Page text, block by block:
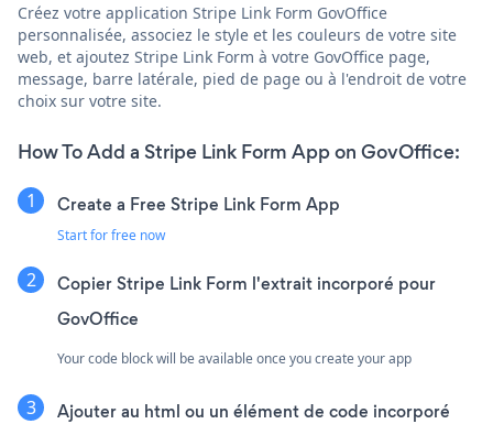
Créez votre application Stripe Link Form GovOffice
personnalisée, associez le style et les couleurs de votre site
web, et ajoutez Stripe Link Form à votre GovOffice page,
message, barre latérale, pied de page ou à l'endroit de votre
choix sur votre site.
How To Add a Stripe Link Form App on GovOffice:
Create a Free Stripe Link Form App
Start for free now
Copier Stripe Link Form l'extrait incorporé pour
GovOffice
Your code block will be available once you create your app
Ajouter au html ou un élément de code incorporé